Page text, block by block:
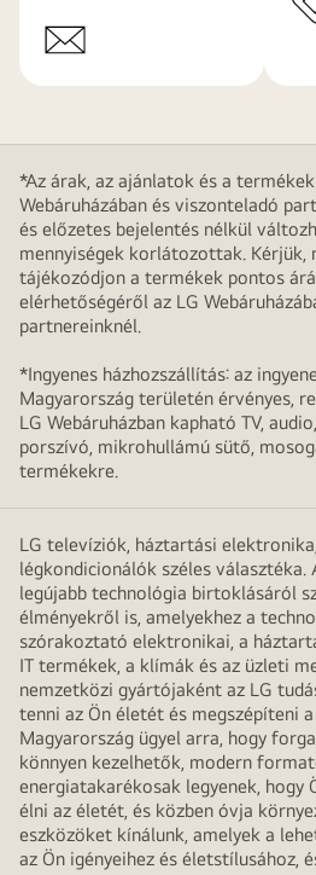
*Az árak, az ajánlatok és a
Webáruházában és viszonteladó
és előzetes bejelentés nélkül
mennyiségek korlátozottak. Kérjük,
tájékozódjon a termékek pontos
elérhetőségéről az LG
partnereinknél.
*Ingyenes házhozszállítás: az
Magyarország területén érvényes,
LG Webáruházban kapható TV,
porszívó, mikrohullámú sütő,
termékekre.
LG televíziók, háztartási
légkondicionálók széles választéka.
legújabb technológia birtoklásáról
élményekről is, amelyekhez a
szórakoztató elektronikai, a
IT termékek, a klímák és az üzleti
nemzetközi gyártójaként az LG
tenni az Ön életét és megszépíteni
Magyarország ügyel arra, hogy
könnyen kezelhetők, modern
energiatakarékosak legyenek, hogy
élni az életét, és közben óvja
eszközöket kínálunk, amelyek a
az Ön igényeihez és életstílusához,